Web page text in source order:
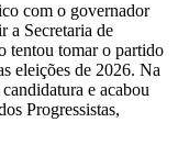
com o governador
a Secretaria de
tentou tomar o partido
eleições de 2026. Na
e acabou
Progressistas,